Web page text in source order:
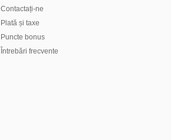
Contactați-ne
Plată și taxe
Puncte bonus
Întrebări frecvente